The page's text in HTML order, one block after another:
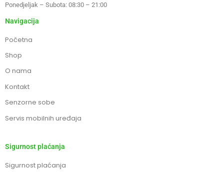
Ponedjeljak – Subota: 08:30 – 21:00
Navigacija
Početna
Shop
O nama
Kontakt
Senzorne sobe
Servis mobilnih uređaja
Sigurnost plaćanja
Sigurnost plaćanja